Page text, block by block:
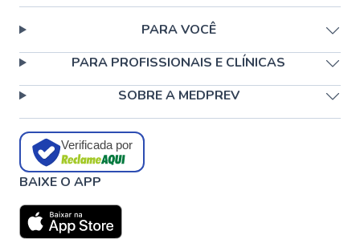
PARA VOCÊ
PARA PROFISSIONAIS E CLÍNICAS
SOBRE A MEDPREV
Verificada por
BAIXE O APP